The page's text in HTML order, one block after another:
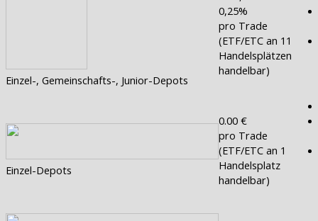
Einzel-, Gemeinschafts-, Junior-Depots
0,25%
pro Trade
(ETF/ETC an 11
Handelsplätzen
handelbar)
Einzel-Depots
0.00 €
pro Trade
(ETF/ETC an 1
Handelsplatz
handelbar)